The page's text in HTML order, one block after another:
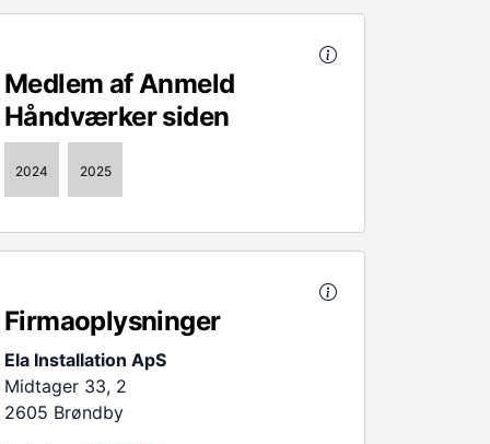
Medlem af Anmeld
Håndværker siden
2024 2025
Firmaoplysninger
Ela Installation ApS
Midtager 33, 2
2605 Brøndby